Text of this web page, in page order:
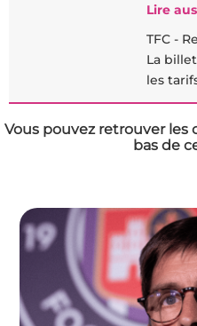
Lire
TFC -
La
les
Vous pouvez retrouver
bas de